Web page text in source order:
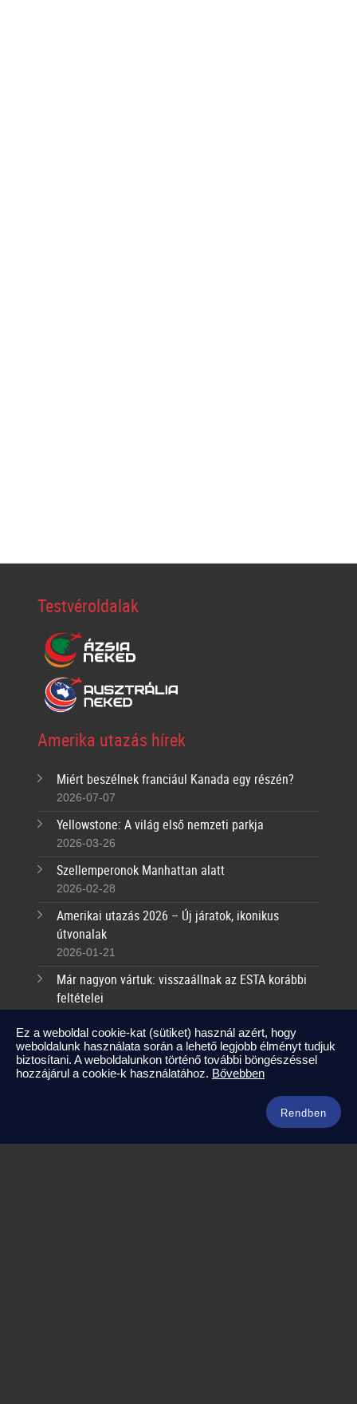
Testvéroldalak
Amerika utazás hírek
Miért beszélnek franciául Kanada egy részén?
2026-07-07
Yellowstone: A világ első nemzeti parkja
2026-03-26
Szellemperonok Manhattan alatt
2026-02-28
Amerikai utazás 2026 – Új járatok, ikonikus
útvonalak
2026-01-21
Már nagyon vártuk: visszaállnak az ESTA korábbi
feltételei
Kapcsolat
Ez a weboldal cookie-kat (sütiket) használ azért, hogy
weboldalunk használata során a lehető legjobb élményt tudjuk
biztosítani. A weboldalunkon történő további böngészéssel
hozzájárul a cookie-k használatához. Bővebben
Rendben